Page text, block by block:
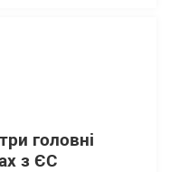
головні
з ЄС